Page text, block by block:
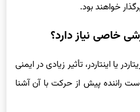
خواهند بود.
خاصی نیاز دارد؟
یا اینتاردر، تأثیر زیادی در ایمنی
راننده پیش از حرکت با آن آشنا